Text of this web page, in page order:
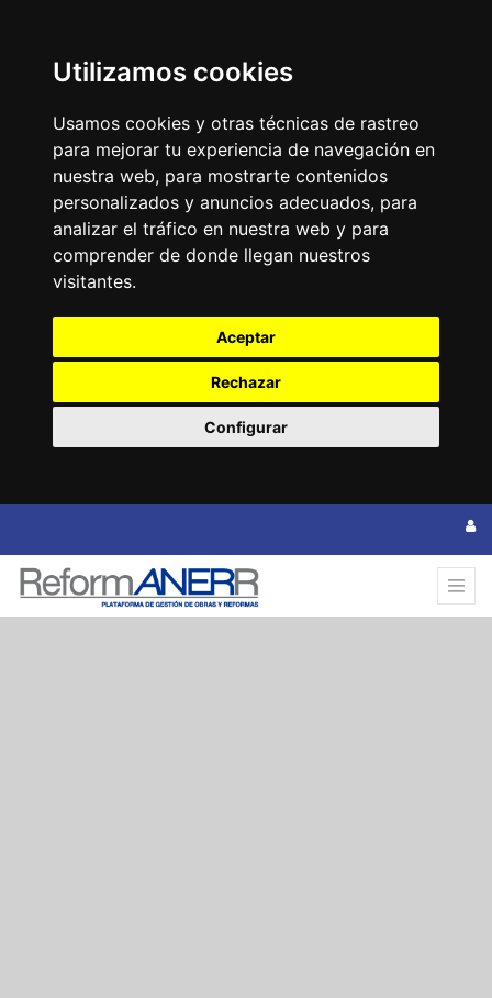
Utilizamos cookies
Usamos cookies y otras técnicas de rastreo
para mejorar tu experiencia de navegación en
nuestra web, para mostrarte contenidos
personalizados y anuncios adecuados, para
analizar el tráfico en nuestra web y para
comprender de donde llegan nuestros
visitantes.
Aceptar
Rechazar
Configurar